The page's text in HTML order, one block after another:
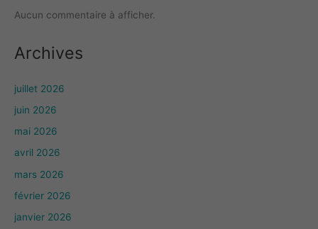
Aucun commentaire à afficher.
Archives
juillet 2026
juin 2026
mai 2026
avril 2026
mars 2026
février 2026
janvier 2026